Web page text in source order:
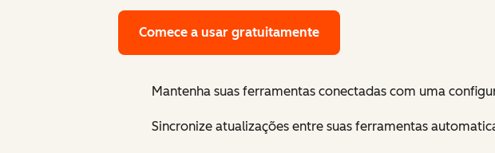
Comece a usar gratuitamente
Mantenha suas ferramentas conectadas com uma
Sincronize atualizações entre suas ferramentas